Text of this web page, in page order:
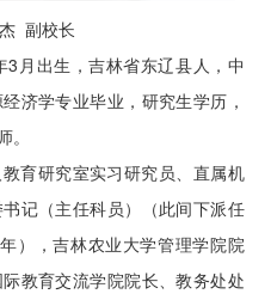
副校长
月出生，吉林省东辽县人，中
济学专业毕业，研究生学历，
育研究室实习研究员、直属机
记（主任科员）（此间下派任
），吉林农业大学管理学院院
教育交流学院院长、教务处处